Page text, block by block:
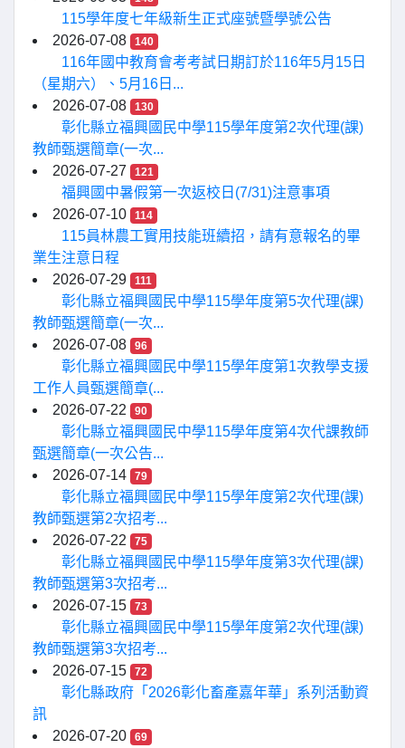
115學年度七年級新生正式座號暨學號公告
2026-07-08
140
116年國中教育會考考試日期訂於116年5月15日
（星期六）、5月16日...
2026-07-08
130
彰化縣立福興國民中學115學年度第2次代理(課)
教師甄選簡章(一次...
2026-07-27
121
福興國中暑假第一次返校日(7/31)注意事項
2026-07-10
114
115員林農工實用技能班續招，請有意報名的畢
業生注意日程
2026-07-29
111
彰化縣立福興國民中學115學年度第5次代理(課)
教師甄選簡章(一次...
2026-07-08
96
彰化縣立福興國民中學115學年度第1次教學支援
工作人員甄選簡章(...
2026-07-22
90
彰化縣立福興國民中學115學年度第4次代課教師
甄選簡章(一次公告...
2026-07-14
79
彰化縣立福興國民中學115學年度第2次代理(課)
教師甄選第2次招考...
2026-07-22
75
彰化縣立福興國民中學115學年度第3次代理(課)
教師甄選第3次招考...
2026-07-15
73
彰化縣立福興國民中學115學年度第2次代理(課)
教師甄選第3次招考...
2026-07-15
72
彰化縣政府「2026彰化畜產嘉年華」系列活動資
訊
2026-07-20
69